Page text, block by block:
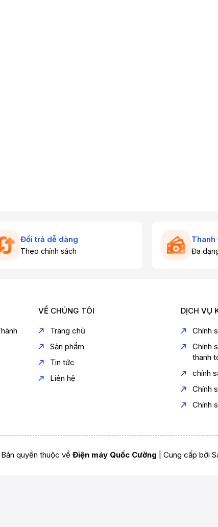
Đổi trả dễ dàng
Theo chính sách
Thanh
Đa
VỀ CHÚNG TÔI
Trang chủ
Sản phẩm
Tin tức
Liên hệ
DỊCH VỤ
Chính
Chính
thanh
chính
Chính
Chính
quyền thuộc về Điện máy Quốc Cường Cung cấp bởi